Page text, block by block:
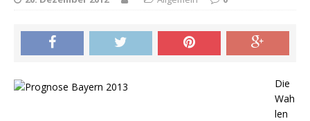
Die
Wah
len